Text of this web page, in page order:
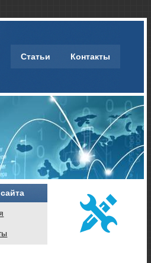
Статьи Контакты